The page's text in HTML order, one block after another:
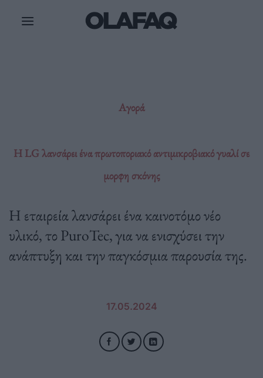
Αγορά
Η LG λανσάρει ένα πρωτοποριακό αντιμικροβιακό γυαλί σε
μορφη σκόνης
Η εταιρεία λανσάρει ένα καινοτόμο νέο
υλικό, το PuroTec, για να ενισχύσει την
ανάπτυξη και την παγκόσμια παρουσία της.
17.05.2024